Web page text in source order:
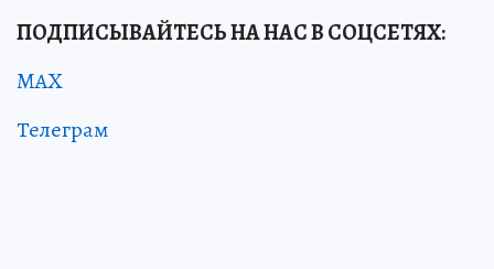
ПОДПИСЫВАЙТЕСЬ НА НАС В СОЦСЕТЯХ:
MAX
Телеграм